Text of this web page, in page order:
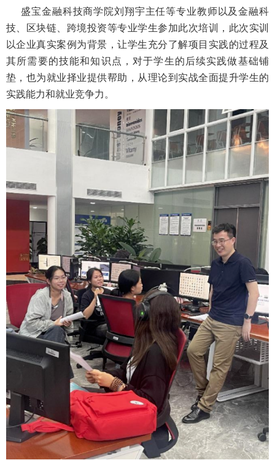
盛宝金融科技商学院刘翔宇主任等专业教师以及金融科
技、区块链、跨境投资等专业学生参加此次培训，此次实训
以企业真实案例为背景，让学生充分了解项目实践的过程及
其所需要的技能和知识点，对于学生的后续实践做基础铺
垫，也为就业择业提供帮助，从理论到实战全面提升学生的
实践能力和就业竞争力。